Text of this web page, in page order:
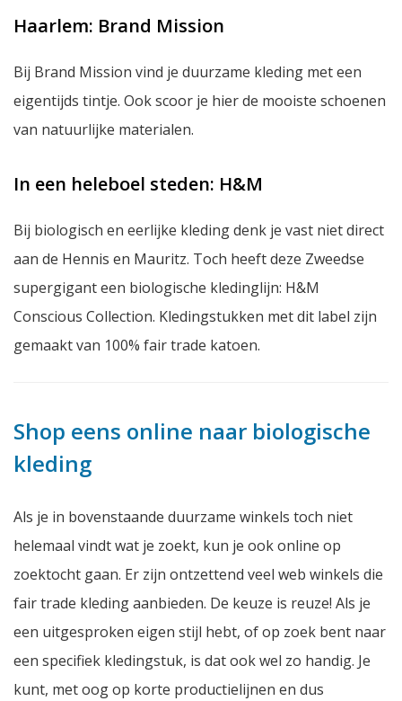
Haarlem: Brand Mission
Bij Brand Mission vind je duurzame kleding met een
eigentijds tintje. Ook scoor je hier de mooiste schoenen
van natuurlijke materialen.
In een heleboel steden: H&M
Bij biologisch en eerlijke kleding denk je vast niet direct
aan de Hennis en Mauritz. Toch heeft deze Zweedse
supergigant een biologische kledinglijn: H&M
Conscious Collection. Kledingstukken met dit label zijn
gemaakt van 100% fair trade katoen.
Shop eens online naar biologische
kleding
Als je in bovenstaande duurzame winkels toch niet
helemaal vindt wat je zoekt, kun je ook online op
zoektocht gaan. Er zijn ontzettend veel web winkels die
fair trade kleding aanbieden. De keuze is reuze! Als je
een uitgesproken eigen stijl hebt, of op zoek bent naar
een specifiek kledingstuk, is dat ook wel zo handig. Je
kunt, met oog op korte productielijnen en dus